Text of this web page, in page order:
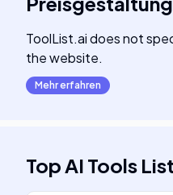
ToolList.ai does not
the website.
Mehr erfahren
Top AI Tools List